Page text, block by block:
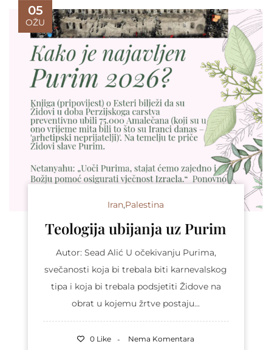
05
OŽU
Iran,Palestina
Teologija ubijanja uz Purim
Autor: Sead Alić U očekivanju Purima,
svečanosti koja bi trebala biti karnevalskog
tipa i koja bi trebala podsjetiti Židove na
obrat u kojemu žrtve postaju...
0 Like Nema Komentara